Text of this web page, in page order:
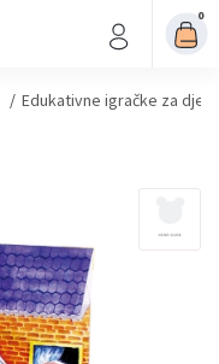
0
/ Edukativne igračke za